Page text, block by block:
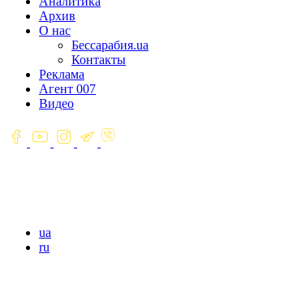
Архив
О нас
Бессарабия.ua
Контакты
Реклама
Агент 007
Видео
ua
ru